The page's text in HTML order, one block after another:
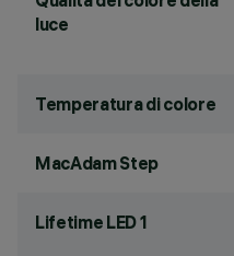
luce
Temperatura di colore
MacAdam Step
Lifetime LED 1